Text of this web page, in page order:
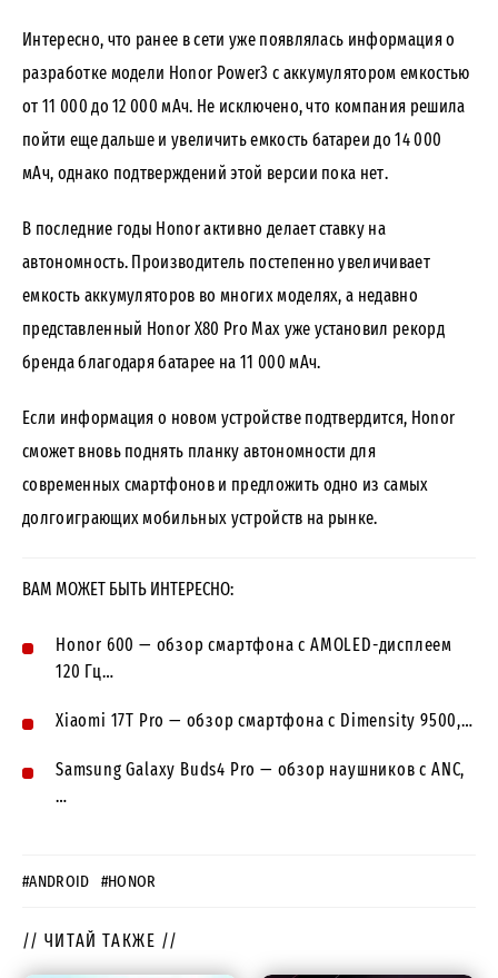
Интересно, что ранее в сети уже появлялась информация о
разработке модели Honor Power3 с аккумулятором емкостью
от 11 000 до 12 000 мАч. Не исключено, что компания решила
пойти еще дальше и увеличить емкость батареи до 14 000
мАч, однако подтверждений этой версии пока нет.
В последние годы Honor активно делает ставку на
автономность. Производитель постепенно увеличивает
емкость аккумуляторов во многих моделях, а недавно
представленный Honor X80 Pro Max уже установил рекорд
бренда благодаря батарее на 11 000 мАч.
Если информация о новом устройстве подтвердится, Honor
сможет вновь поднять планку автономности для
современных смартфонов и предложить одно из самых
долгоиграющих мобильных устройств на рынке.
ВАМ МОЖЕТ БЫТЬ ИНТЕРЕСНО:
Honor 600 — обзор смартфона с AMOLED-дисплеем
120 Гц…
Xiaomi 17T Pro — обзор смартфона с Dimensity 9500,…
Samsung Galaxy Buds4 Pro — обзор наушников с ANC,
…
#ANDROID #HONOR
// ЧИТАЙ ТАКЖЕ //